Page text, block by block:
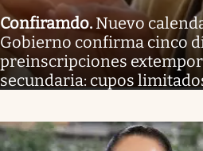
Confiramdo.Nuevo
Gobierno confirma cinco
preinscripciones
secundaria: cupos